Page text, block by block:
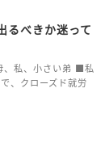
るべきか迷って
、私、小さい弟 ■私
、クローズド就労